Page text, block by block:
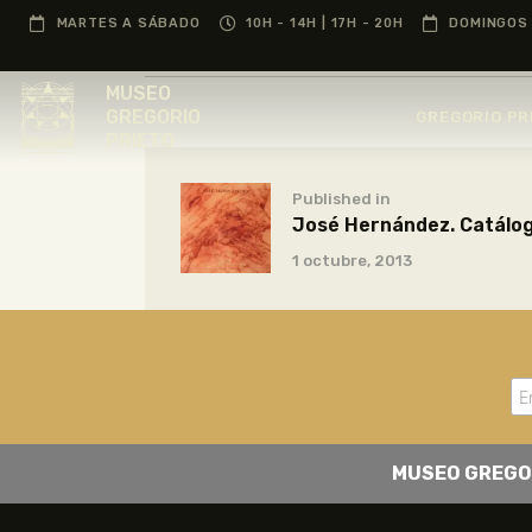
MARTES A SÁBADO 10H - 14H | 17H - 20H
MUSEO
Published in
José Hernández.
1 octubre, 2013
MUSEO